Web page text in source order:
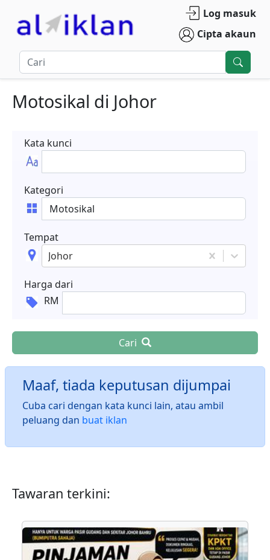
Log masuk
Cipta akaun
Motosikal di Johor
Kata kunci
Kategori
Tempat
Johor
Harga dari
RM
Cari
Maaf, tiada keputusan dijumpai
Cuba cari dengan kata kunci lain, atau ambil
peluang dan buat iklan
Tawaran terkini: